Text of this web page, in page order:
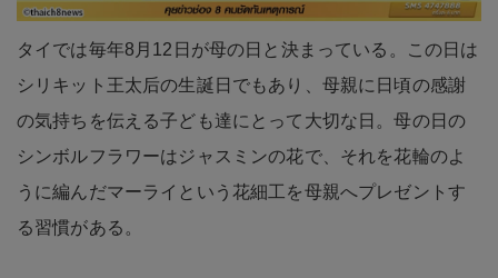
タイでは毎年8月12日が母の日と決まっている。この日は
シリキット王太后の生誕日でもあり、母親に日頃の感謝
の気持ちを伝える子ども達にとって大切な日。母の日の
シンボルフラワーはジャスミンの花で、それを花輪のよ
うに編んだマーライという花細工を母親へプレゼントす
る習慣がある。